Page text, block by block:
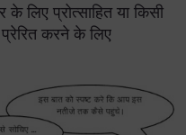
लिए प्रोत्साहित या किसी
करने के लिए